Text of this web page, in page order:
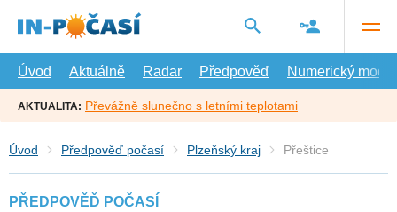
hlavní
Úvod
Aktuálně Radar Předpověď Numerický model
AKTUALITA: Převážně slunečno s letními teplotami
Úvod Předpověď počasí Plzeňský kraj Přeštice
PŘEDPOVĚĎ POČASÍ